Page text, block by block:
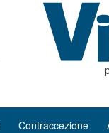
Contraccezione